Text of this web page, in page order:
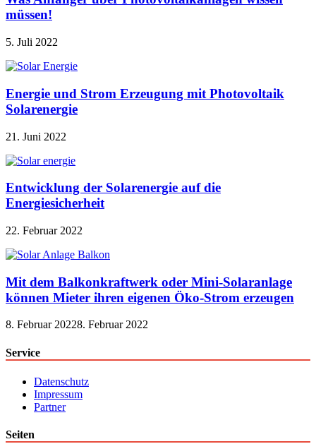
müssen!
5. Juli 2022
Energie und Strom Erzeugung mit Photovoltaik
Solarenergie
21. Juni 2022
Entwicklung der Solarenergie auf die
Energiesicherheit
22. Februar 2022
Mit dem Balkonkraftwerk oder Mini-Solaranlage
können Mieter ihren eigenen Öko-Strom erzeugen
8. Februar 20228. Februar 2022
Service
Datenschutz
Impressum
Partner
Seiten